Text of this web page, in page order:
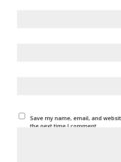
Save my name, email, and
the next time I comment.